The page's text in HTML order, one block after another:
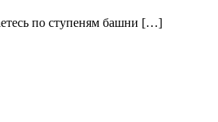
по ступеням башни […]